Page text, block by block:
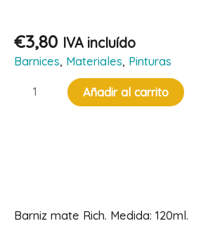
€3,80 IVA incluído
Barnices, Materiales, Pinturas
Barniz
Añadir al carrito
Barniz mate Rich. Medida: 120ml.